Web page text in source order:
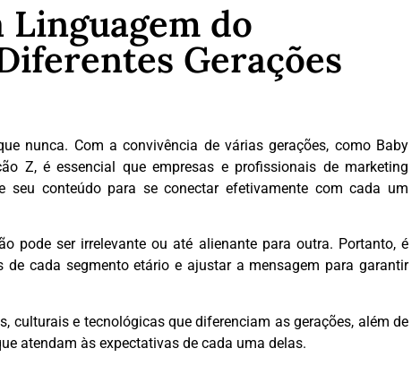
Linguagem do
Gerações
nunca. Com a convivência de várias gerações, como Baby
Z, é essencial que empresas e profissionais de marketing
seu conteúdo para se conectar efetivamente com cada um
pode ser irrelevante ou até alienante para outra. Portanto, é
cada segmento etário e ajustar a mensagem para garantir
culturais e tecnológicas que diferenciam as gerações, além de
atendam às expectativas de cada uma delas.